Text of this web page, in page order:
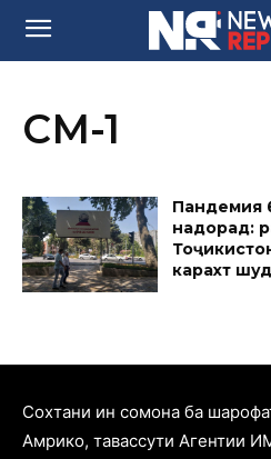
СМ-1
Пандемия
надорад:
карахт
Cохтани ин сомона ба
Амрико, тавассути Агентии